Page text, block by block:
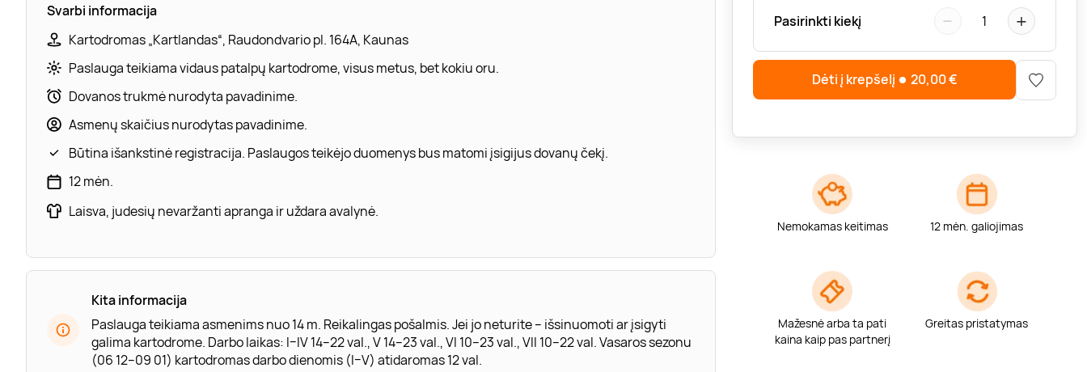
Pasirinkti kiekį − 1 +
Dėti į krepšelį 20,00€
Nemokamas keitimas 12 mėn. galiojimas
Mažesnė arba ta pati
kaina kaip pas partnerį
Greitas pristatymas
Svarbi informacija
Kartodromas „Kartlandas“, Raudondvario pl. 164A, Kaunas
Paslauga teikiama vidaus patalpų kartodrome, visus metus, bet kokiu oru.
Dovanos trukmė nurodyta pavadinime.
Asmenų skaičius nurodytas pavadinime.
Būtina išankstinė registracija. Paslaugos teikėjo duomenys bus matomi įsigijus dovanų čekį.
12 mėn.
Laisva, judesių nevaržanti apranga ir uždara avalynė.
Kita informacija
Paslauga teikiama asmenims nuo 14 m. Reikalingas pošalmis. Jei jo neturite – išsinuomoti ar įsigyti
galima kartodrome. Darbo laikas: I–IV 14–22 val., V 14–23 val., VI 10–23 val., VII 10–22 val. Vasaros sezonu
(06 12–09 01) kartodromas darbo dienomis (I–V) atidaromas 12 val.